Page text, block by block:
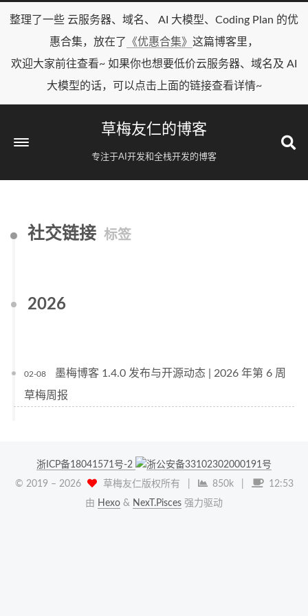
整理了一些 云服务器、域名、 AI 大模型、Coding Plan 的优
惠合集，放在了
《优惠合集》 这篇博客里，
欢迎大家前往查看~ 如果你也想要低价云服务器、域名及 AI
大模型的话，可以点击上面的链接查看详情~
草梅友仁的博客
专注于AI开发和全栈开发的博客
社交链接 标签
2026
02-08
墨梅博客 1.4.0 发布与开源动态 | 2026 年第 6 周
草梅周报
浙ICP备18041571号-2
浙公安备33102302000191号
© 2019 – 2026 草梅友仁版权所有 850k
12:53
由 Hexo & NexT.Pisces 强力驱动